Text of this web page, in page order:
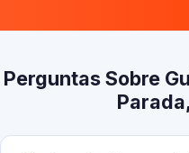
Perguntas Sobre